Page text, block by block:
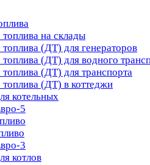
на склады
топлива (ДТ) для генераторов
топлива (ДТ) для водного
топлива (ДТ) для транспорта
топлива (ДТ) в коттеджи
котельных
5
3
котлов